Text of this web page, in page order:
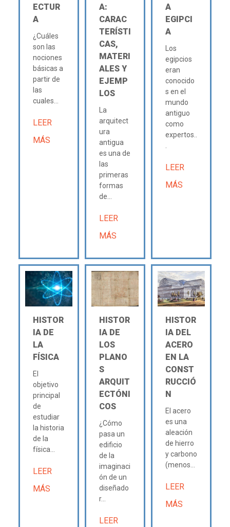
ECTUR
A
¿Cuáles
son las
nociones
básicas a
partir de
las
cuales...
LEER
MÁS
A:
CARAC
TERÍSTI
CAS,
MATERI
ALES Y
EJEMP
LOS
La
arquitect
ura
antigua
es una de
las
primeras
formas
de...
LEER
MÁS
A
EGIPCI
A
Los
egipcios
eran
conocido
s en el
mundo
antiguo
como
expertos..
LEER
MÁS
HISTOR
IA DE
LA
FÍSICA
El
objetivo
principal
de
estudiar
la historia
de la
física...
LEER
MÁS
HISTOR
IA DE
LOS
PLANO
S
ARQUIT
ECTÓNI
COS
¿Cómo
pasa un
edificio
de la
imaginaci
ón de un
diseñado
r...
LEER
HISTOR
IA DEL
ACERO
EN LA
CONST
RUCCIÓ
N
El acero
es una
aleación
de hierro
y carbono
(menos...
LEER
MÁS